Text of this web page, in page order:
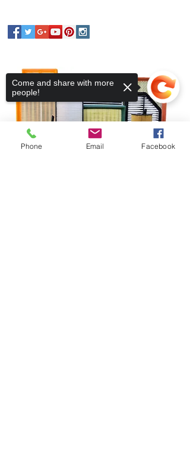
Phone Email Facebook
Come and share with more
people!